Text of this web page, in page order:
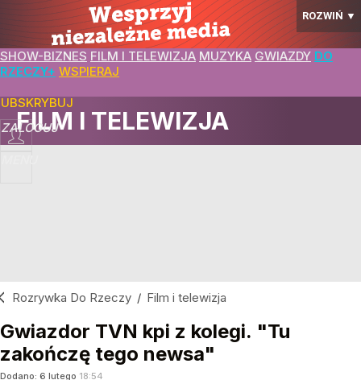
ROZWIŃ ▼
SHOW-BIZNES FILM I TELEWIZJA MUZYKA GWIAZDY DO
RZECZY+ WSPIERAJ
ZALOGUJ
FILM I TELEWIZJA
Rozrywka Do Rzeczy / Film i telewizja
Gwiazdor TVN kpi z kolegi. "Tu
zakończę tego newsa"
Dodano: 6 lutego 18:54